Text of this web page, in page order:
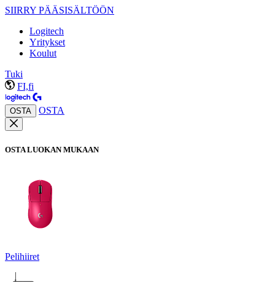
SIIRRY PÄÄSISÄLTÖÖN
Logitech
Yritykset
Koulut
Tuki
FI,fi
OSTA OSTA
OSTA LUOKAN MUKAAN
Pelihiiret